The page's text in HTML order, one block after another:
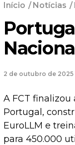
Início /Notícias /
2 de outubro de 2025
A FCT
Portugal,
EuroLLM e
para 450.000